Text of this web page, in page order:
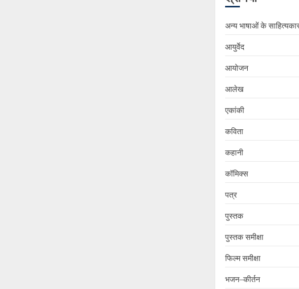
अन्य भाषाओं के
आयुर्वेद
आयोजन
आलेख
एकांकी
कविता
कहानी
कॉमिक्स
पत्र
पुस्तक
पुस्तक समीक्षा
फिल्म समीक्षा
भजन–कीर्तन